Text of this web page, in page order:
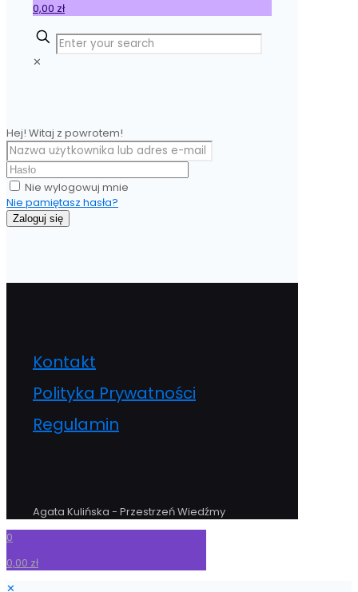
0,00 zł
✕
Hej! Witaj z powrotem!
Nie wylogowuj mnie
Nie pamiętasz hasła?
Zaloguj się
Kontakt
Polityka Prywatności
Regulamin
Agata Kulińska - Przestrzeń Wiedźmy
0
0,00 zł
✕